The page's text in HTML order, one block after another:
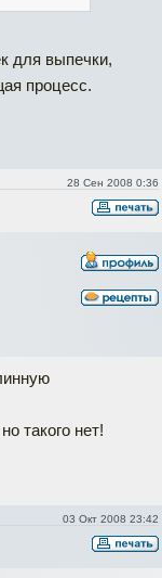
для выпечки,
процесс.
28 Сен 2008 0:36
такого нет!
03 Окт 2008 23:42